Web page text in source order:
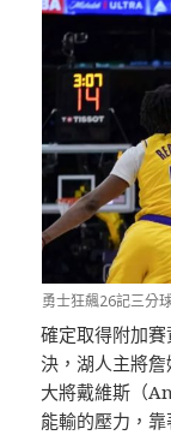
勇士狂飆26記三分
確定取得附加
決，湖人主將
大將戴維斯（
能輸的壓力，